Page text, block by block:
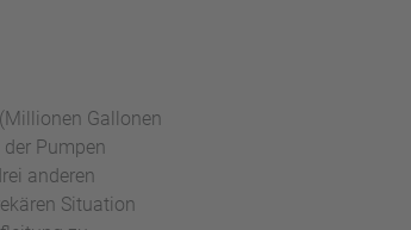
Gallonen
Pumpen
anderen
Situation